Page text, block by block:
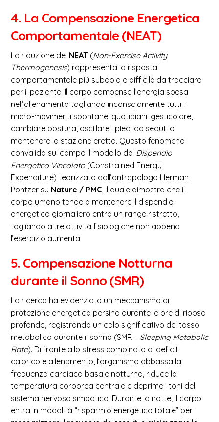
4. La Compensazione Energetica
Comportamentale (NEAT)
La riduzione del NEAT (Non-Exercise Activity
Thermogenesis) rappresenta la risposta
comportamentale più subdola e difficile da tracciare
per il paziente. Il corpo compensa l’energia spesa
nell’allenamento tagliando inconsciamente tutti i
micro-movimenti spontanei quotidiani: gesticolare,
cambiare postura, oscillare i piedi da seduti o
mantenere la stazione eretta. Questo fenomeno
convalida sul campo il modello del Dispendio
Energetico Vincolato (Constrained Energy
Expenditure) teorizzato dall’antropologo Herman
Pontzer su Nature / PMC , il quale dimostra che il
corpo umano tende a mantenere il dispendio
energetico giornaliero entro un range ristretto,
tagliando altre attività fisiologiche non appena
l’esercizio aumenta.
5. Compensazione Notturna
durante il Sonno (SMR)
La ricerca ha evidenziato un meccanismo di
protezione energetica persino durante le ore di riposo
profondo, registrando un calo significativo del tasso
metabolico durante il sonno (SMR – Sleeping Metabolic
Rate). Di fronte allo stress combinato di deficit
calorico e allenamento, l’organismo abbassa la
frequenza cardiaca basale notturna, riduce la
temperatura corporea centrale e deprime i toni del
sistema nervoso simpatico. Durante la notte, il corpo
entra in modalità “risparmio energetico totale” per